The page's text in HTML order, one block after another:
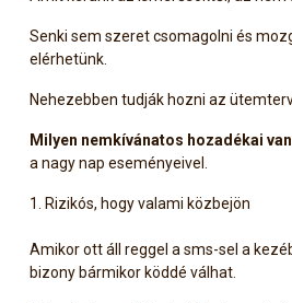
Senki sem szeret csomagolni és
elérhetünk.
Nehezebben tudják hozni az
Milyen nemkívánatos hozadékai
a nagy nap eseményeivel.
1. Rizikós, hogy valami közbejön
Amikor ott áll reggel a sms-sel a
bizony bármikor köddé válhat.